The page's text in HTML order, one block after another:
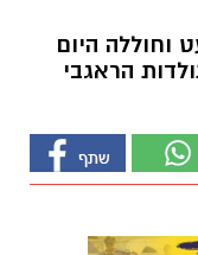
וחוללה היום
הראגבי